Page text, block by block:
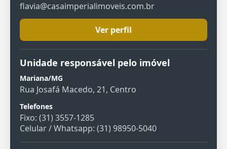
flavia@casaimperialimoveis.com.br
Ver perfil
Unidade responsável pelo imóvel
Mariana/MG
Rua Josafá Macedo, 21, Centro
Telefones
Fixo: (31) 3557-1285
Celular / Whatsapp: (31) 98950-5040